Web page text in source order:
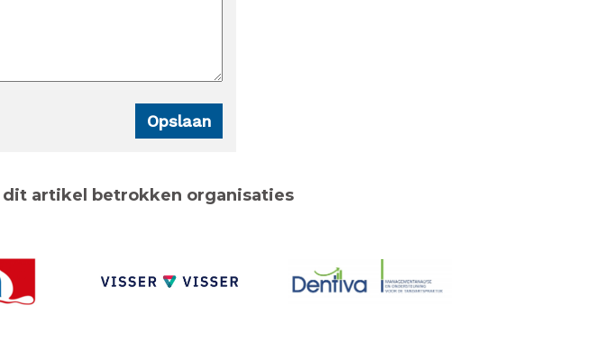
artikel betrokken organisaties